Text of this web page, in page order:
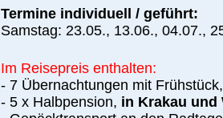
Termine individuell / geführt:
Samstag: 23.05., 13.06., 04.07.,
Im Reisepreis enthalten:
- 7 Übernachtungen mit
- 5 x Halbpension, in Krakau und